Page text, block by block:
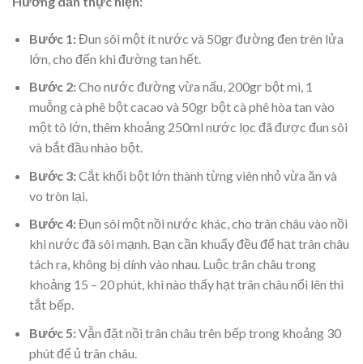
Bước 1:Đun sôi một ít nước và 50gr đường đen trên lửa
lớn, cho đến khi đường tan hết.
Bước 2:Cho nước đường vừa nấu, 200gr bột mì, 1
muỗng cà phê bột cacao và 50gr bột cà phê hòa tan vào
một tô lớn, thêm khoảng 250ml nước lọc đã được đun sôi
và bắt đầu nhào bột.
Bước 3:Cắt khối bột lớn thành từng viên nhỏ vừa ăn và
vo tròn lại.
Bước 4:Đun sôi một nồi nước khác, cho trân châu vào nồi
khi nước đã sôi mạnh. Bạn cần khuấy đều để hạt trân châu
tách ra, không bị dính vào nhau. Luộc trân châu trong
khoảng 15 – 20 phút, khi nào thấy hạt trân châu nổi lên thì
tắt bếp.
Bước 5:Vẫn đặt nồi trân châu trên bếp trong khoảng 30
phút để ủ trân châu.